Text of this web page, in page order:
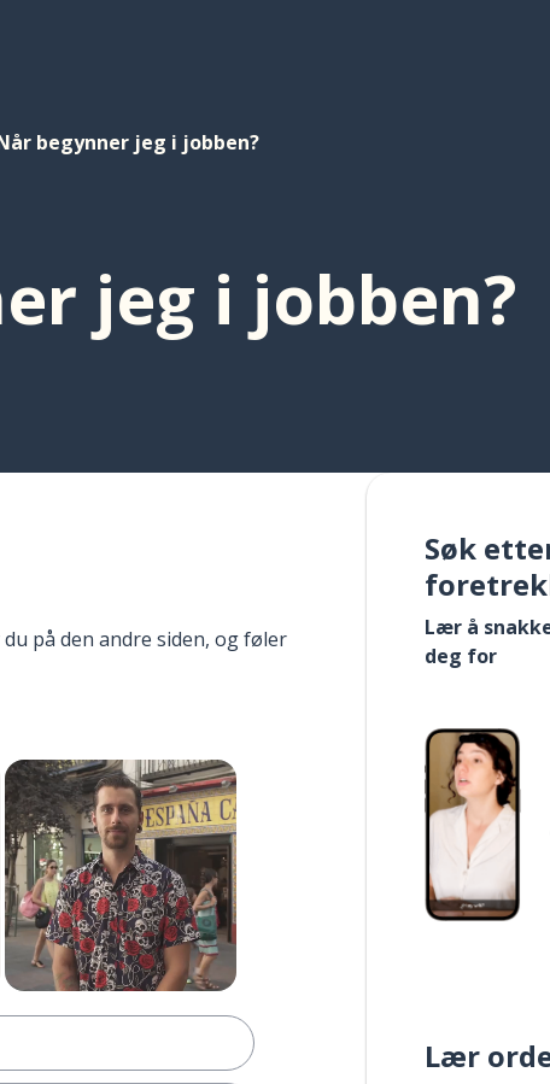
begynner jeg i jobben?
jeg i jobben?
på den andre siden, og føler
Søk
Lær å
deg for
Lær